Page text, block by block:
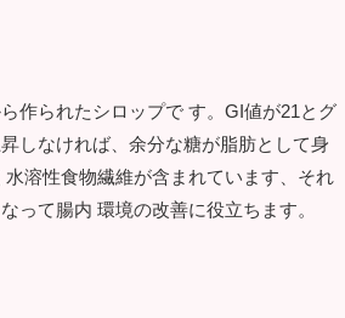
作られたシロップで す。GI値が21とグ
しなければ、余分な糖が脂肪として身
溶性食物繊維が含まれています、それ
って腸内 環境の改善に役立ちます。